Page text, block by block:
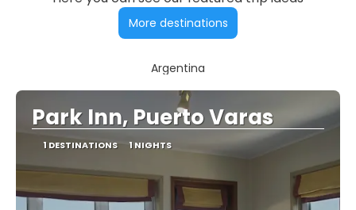
More destinations
Argentina
Park Inn, Puerto Varas
1 DESTINATIONS 1 NIGHTS